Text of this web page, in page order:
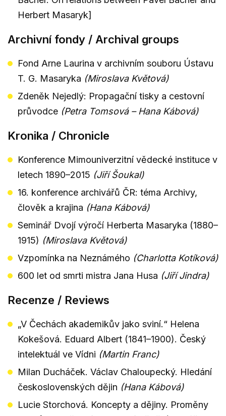
Herbert Masaryk]
Archivní fondy / Archival groups
Fond Arne Laurina v archivním souboru Ústavu
T. G. Masaryka (Miroslava Květová)
Zdeněk Nejedlý: Propagační tisky a cestovní
průvodce (Petra Tomsová – Hana Kábová)
Kronika / Chronicle
Konference Mimouniverzitní vědecké instituce v
letech 1890–2015 (Jiří Šoukal)
16. konference archivářů ČR: téma Archivy,
člověk a krajina (Hana Kábová)
Seminář Dvojí výročí Herberta Masaryka (1880–
1915) (Miroslava Květová)
Vzpomínka na Neznámého (Charlotta Kotíková)
600 let od smrti mistra Jana Husa (Jiří Jindra)
Recenze / Reviews
„V Čechách akademikův jako sviní.“ Helena
Kokešová. Eduard Albert (1841–1900). Český
intelektuál ve Vídni (Martin Franc)
Milan Ducháček. Václav Chaloupecký. Hledání
československých dějin (Hana Kábová)
Lucie Storchová. Koncepty a dějiny. Proměny